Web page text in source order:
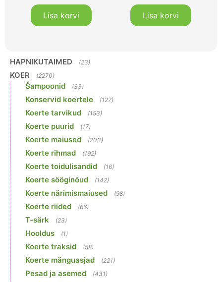
Lisa korvi Lisa korvi
HAPNIKUTAIMED (23)
KOER (2270)
Šampoonid (33)
Konservid koertele (127)
Koerte tarvikud (153)
Koerte puurid (17)
Koerte maiused (203)
Koerte rihmad (192)
Koerte toidulisandid (16)
Koerte sööginõud (142)
Koerte närimismaiused (98)
Koerte riided (66)
T-särk (23)
Hooldus (1)
Koerte traksid (58)
Koerte mänguasjad (221)
Pesad ja asemed (431)